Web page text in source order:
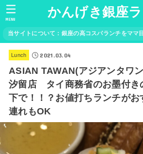
かんげき銀座
当サイトについて：銀座の高コスパランチをママ
MENU
Lunch 2021.03.04
ASIAN TAWAN(アジアンタワ
汐留店 タイ商務省のお墨付き
下で！！？お値打ちランチが
連れもOK